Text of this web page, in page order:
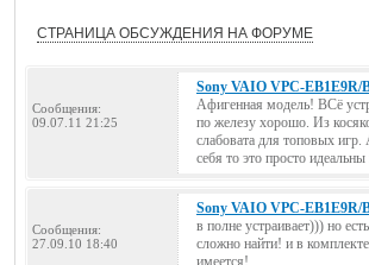
СТРАНИЦА ОБСУЖДЕНИЯ НА ФОРУМЕ
Сообщения:
09.07.11 21:25
Sony VAIO VPC-EB1E9R/
Афигенная модель! ВСё
по железу хорошо. Из
слабовата для топовых игр.
себя то это просто
Сообщения:
27.09.10 18:40
Sony VAIO VPC-EB1E9R/
в полне устраивает))) но
сложно найти! и в
имеется!